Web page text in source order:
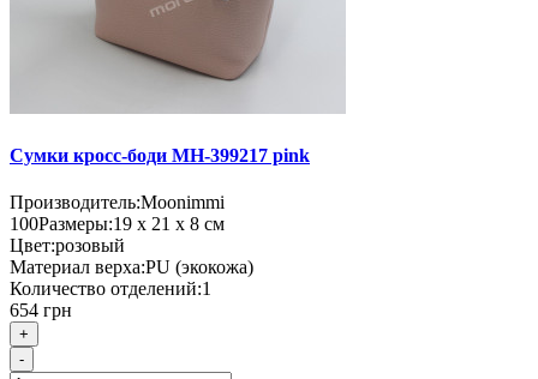
Сумки кросс-боди MH-399217 pink
Производитель:Moonimmi
100Размеры:19 х 21 х 8 см
Цвет:розовый
Материал верха:PU (экокожа)
Количество отделений:1
654 грн
+
-